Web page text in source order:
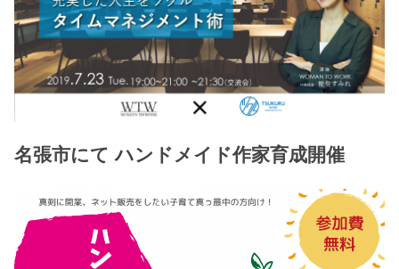
名張市にて ハンドメイド作家育成開催